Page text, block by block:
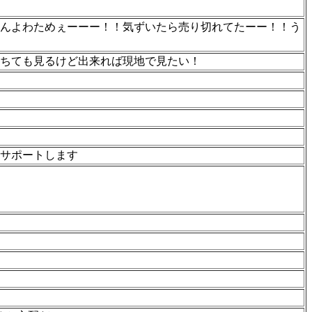
よわためぇーーー！！気ずいたら売り切れてたーー！！う
ても見るけど出来れば現地で見たい！
ポートします